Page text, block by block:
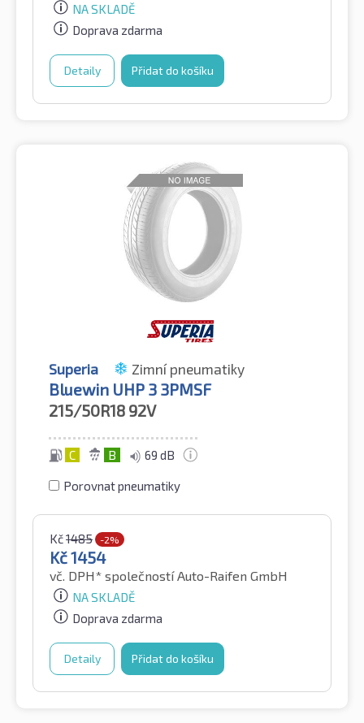
NA SKLADĚ
Doprava zdarma
Detaily Přidat do košíku
Superia Zimní pneumatiky
Bluewin UHP 3 3PMSF
215/50R18 92V
C B 69 dB
Porovnat pneumatiky
Kč1485 -2%
Kč1454
vč. DPH* společností Auto-Raifen GmbH
NA SKLADĚ
Doprava zdarma
Detaily Přidat do košíku